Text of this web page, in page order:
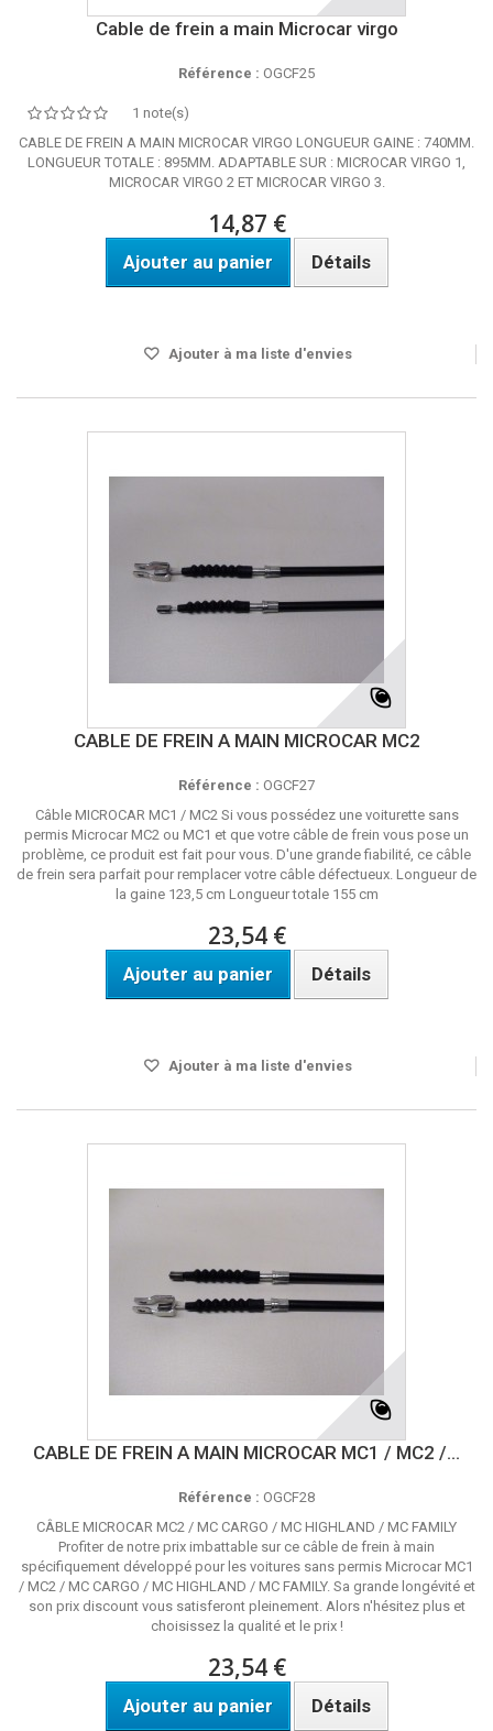
Cable de frein a main Microcar virgo
Référence : OGCF25
1 note(s)
CABLE DE FREIN A MAIN MICROCAR VIRGO LONGUEUR GAINE : 740MM.
LONGUEUR TOTALE : 895MM. ADAPTABLE SUR : MICROCAR VIRGO 1,
MICROCAR VIRGO 2 ET MICROCAR VIRGO 3.
14,87 €
Ajouter au panier Détails
Ajouter à ma liste d'envies
CABLE DE FREIN A MAIN MICROCAR MC2
Référence : OGCF27
Câble MICROCAR MC1 / MC2 Si vous possédez une voiturette sans
permis Microcar MC2 ou MC1 et que votre câble de frein vous pose un
problème, ce produit est fait pour vous. D'une grande fiabilité, ce câble
de frein sera parfait pour remplacer votre câble défectueux. Longueur de
la gaine 123,5 cm Longueur totale 155 cm
23,54 €
Ajouter au panier Détails
Ajouter à ma liste d'envies
CABLE DE FREIN A MAIN MICROCAR MC1 / MC2 /...
Référence : OGCF28
CÂBLE MICROCAR MC2 / MC CARGO / MC HIGHLAND / MC FAMILY
Profiter de notre prix imbattable sur ce câble de frein à main
spécifiquement développé pour les voitures sans permis Microcar MC1
/ MC2 / MC CARGO / MC HIGHLAND / MC FAMILY. Sa grande longévité et
son prix discount vous satisferont pleinement. Alors n'hésitez plus et
choisissez la qualité et le prix !
23,54 €
Ajouter au panier Détails